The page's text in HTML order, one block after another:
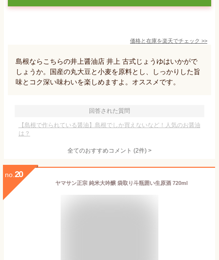
価格と在庫を楽天でチェック >>
島根ならこちらの井上醤油店 井上 古式じょうゆはいかがで
しょうか。国産の丸大豆と小麦を原料とし、しっかりした旨
味とコク深い味わいを楽しめますよ。オススメです。
回答された質問
【島根で作られている醤油】島根でしか買えないなど！人気のお醤油
は？
全てのおすすめコメント (2件) >
no. 20
ヤマサン正宗 純米大吟醸 袋取り斗瓶囲い生原酒 720ml